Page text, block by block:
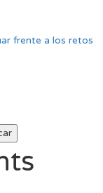
frente a los retos